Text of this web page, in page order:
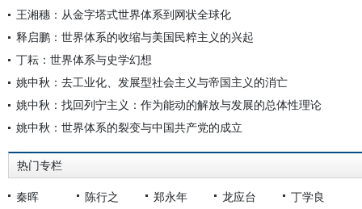
王湘穗：从金字塔式世界体系到网状全球化
释启鹏：世界体系的收缩与美国民粹主义的兴起
丁耘：世界体系与史学幻想
姚中秋：去工业化、发展型社会主义与帝国主义的消亡
姚中秋：找回列宁主义：作为能动的解放与发展的总体性理论
姚中秋：世界体系的裂变与中国共产党的成立
热门专栏
秦晖 陈行之 郑永年 龙应台
丁学良